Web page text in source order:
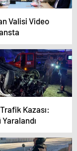
Valisi Video
Trafik Kazası: